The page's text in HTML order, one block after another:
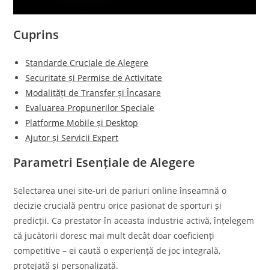
Cuprins
Standarde Cruciale de Alegere
Securitate și Permise de Activitate
Modalități de Transfer și Încasare
Evaluarea Propunerilor Speciale
Platforme Mobile și Desktop
Ajutor și Servicii Expert
Parametri Esențiale de Alegere
Selectarea unei site-uri de pariuri online înseamnă o
decizie crucială pentru orice pasionat de sporturi și
predicții. Ca prestator în aceasta industrie activă, înțelegem
că jucătorii doresc mai mult decât doar coeficienți
competitive – ei caută o experiență de joc integrală,
protejată și personalizată.